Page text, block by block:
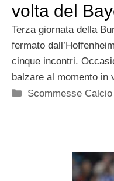
volta del
Terza giornata della
fermato
cinque incontri.
balzare al momento in
Categorie
Scommesse Calcio